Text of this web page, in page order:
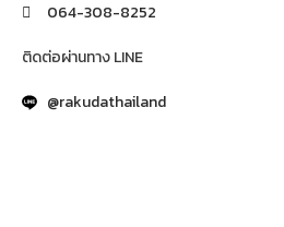
064-308-8252
ติดต่อผ่านทาง LINE
@rakudathailand